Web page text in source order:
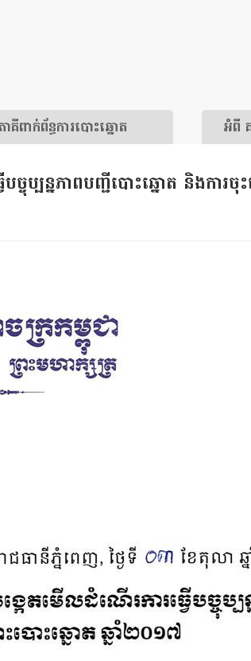
ាគីពាក់ព័ន្ធ​​ការ​បោះឆ្នោត អំពី
ប្បន្នភាព​បញ្ជី​បោះឆ្នោត​ និង​ការ​